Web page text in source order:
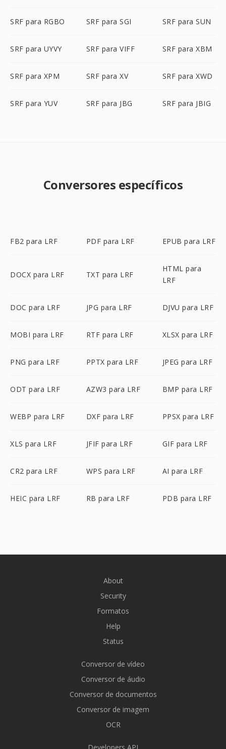
SRF para RGBO SRF para SGI SRF para SUN
SRF para UYVY SRF para VIFF SRF para XBM
SRF para XPM SRF para XV SRF para XWD
SRF para YUV SRF para JBG SRF para JBIG
Conversores específicos
FB2 para LRF PDF para LRF EPUB para LRF
DOCX para LRF TXT para LRF
HTML para
LRF
DOC para LRF JPG para LRF DJVU para LRF
MOBI para LRF RTF para LRF XLSX para LRF
PNG para LRF PPTX para LRF JPEG para LRF
ODT para LRF AZW3 para LRF BMP para LRF
WEBP para LRF DXF para LRF PPSX para LRF
XLS para LRF JFIF para LRF GIF para LRF
CR2 para LRF WPS para LRF AI para LRF
HEIC para LRF RB para LRF PDB para LRF
About
Security
Formatos
Help
Status
Conversor de vídeo
Conversor de áudio
Conversor de documentos
Conversor de imagem
OCR